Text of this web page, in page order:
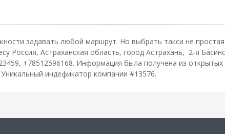
задавать любой маршрут. Но выбрать такси не
Россия, Астраханская область, город Астрахань, 2-я
+78512596168. Информация была получена из
индефикатор компании #13576.